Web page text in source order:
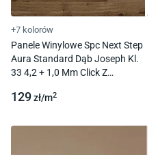
+7 kolorów
Panele Winylowe Spc Next Step
Aura Standard Dąb Joseph Kl.
33 4,2 + 1,0 Mm Click Z
129zł/m2